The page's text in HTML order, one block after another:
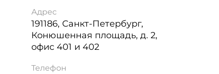
Адрес
191186, Санкт-Петербург,
Конюшенная площадь, д. 2,
офис 401 и 402
Телефон